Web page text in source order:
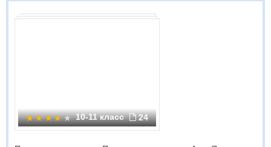
10-11 класс 24